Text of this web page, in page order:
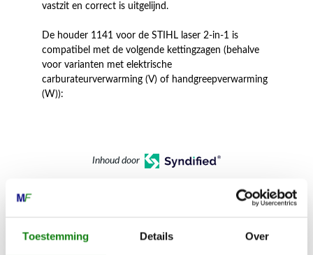
Toestemming Details Over
vastzit en correct is uitgelijnd.
De houder 1141 voor de STIHL laser 2-in-1 is
compatibel met de volgende kettingzagen (behalve
voor varianten met elektrische
carburateurverwarming (V) of handgreepverwarming
(W)):
Inhoud door